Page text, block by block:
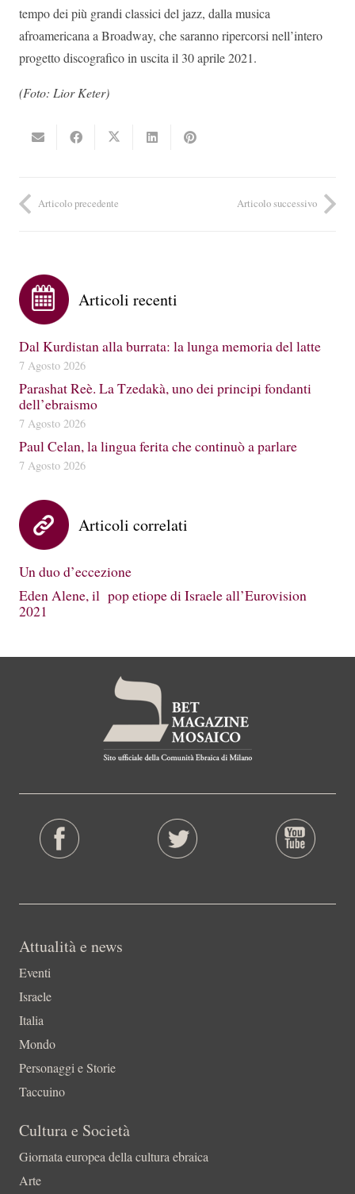
tempo dei più grandi classici del jazz, dalla musica
afroamericana a Broadway, che saranno ripercorsi nell’intero
progetto discografico in uscita il 30 aprile 2021.
(Foto: Lior Keter)
Articolo precedente Articolo successivo
Articoli recenti
Dal Kurdistan alla burrata: la lunga memoria del latte
7 Agosto 2026
Parashat Reè. La Tzedakà, uno dei principi fondanti
dell’ebraismo
7 Agosto 2026
Paul Celan, la lingua ferita che continuò a parlare
7 Agosto 2026
Articoli correlati
Un duo d’eccezione
Eden Alene, il pop etiope di Israele all’Eurovision
2021
Attualità e news
Eventi
Israele
Italia
Mondo
Personaggi e Storie
Taccuino
Cultura e Società
Giornata europea della cultura ebraica
Arte